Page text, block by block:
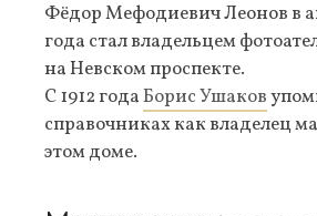
Фёдор Мефодиевич Леонов в
года стал владельцем
на Невском проспекте.
С 1912 годаБорис Ушаков
справочниках как владелец
этом доме.